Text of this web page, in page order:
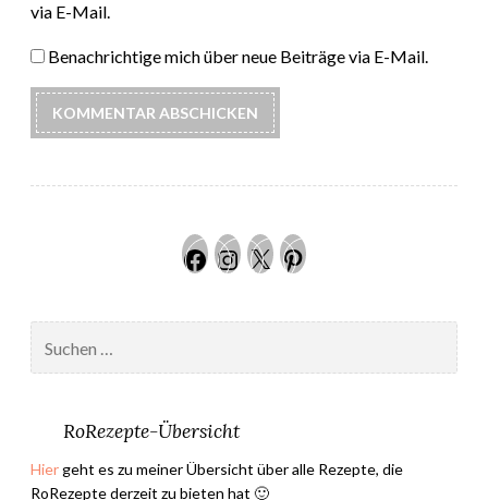
via E-Mail.
Benachrichtige mich über neue Beiträge via E-Mail.
Facebook
Instagram
Twitter
nach:
RoRezepte-Übersicht
Hiergeht es zu meiner Übersicht über alle Rezepte, die
RoRezepte derzeit zu bieten hat 🙂